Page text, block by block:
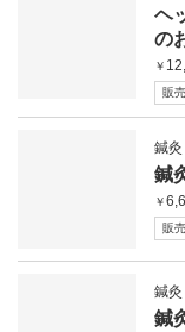
ヘ
の
￥
販
鍼灸
鍼
￥
販
鍼灸
鍼